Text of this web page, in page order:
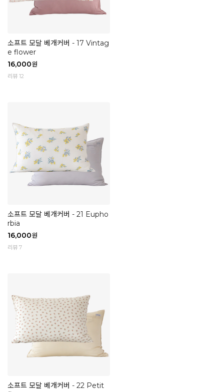
소프트 모달 베개커버 - 17 Vintag
e flower
16,000원
리뷰 12
소프트 모달 베개커버 - 21 Eupho
rbia
16,000원
리뷰 7
소프트 모달 베개커버 - 22 Petit